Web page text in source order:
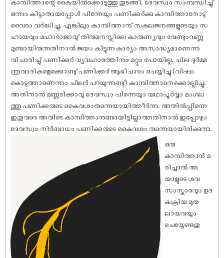
ഒന്നും കിട്ടാതായപ്പോൾ പിന്നേയും പണിക്കർക്കു കാമ്പിത്താനോടു്
വൈരം വർദ്ധിച്ചു. എങ്കിലും കാമ്പിത്താനു് സകലജനങ്ങളുടെയും സ
ഹായവും മഹാരാജാവു് തിരുമനസ്സിലെ കാരുണ്യവും വേണ്ടുംവണ്ണ
മുണ്ടായിരുന്നതിനാൽ ജയം കിട്ടുന്ന കാര്യം അസാദ്ധ്യമാണെന്നു
വിചാരിച്ചു് പണിക്കർ വ്യവഹാരത്തിനും മറ്റും പോയില്ല. ചില ദുർമ്മ
ന്ത്രവാദികളെക്കൊണ്ടു് പണിക്കർ ആഭിചാരം ചെയ്യിച്ചു (വി‌ഷം
കൊടുത്താണെന്നും ചിലർ പറയുന്നുണ്ടു്) കാമ്പിത്താനെക്കൊല്ലിച്ചു.
അതിനാൽ മണ്ണടിക്കാവു ദേവസ്വം പിന്നെയും യഥാപൂർവ്വം മംഗല
ത്തു പണിക്കരുടെ കൈവശംതന്നെയായിത്തീർന്നു. അതിൽപ്പിന്നെ
ഇതുവരെ അവിടെ കാമ്പിത്താനുണ്ടായിട്ടില്ലാത്തതിനാൽ ഇപ്പോഴും
ദേവസ്വം നിർബാധം പണിക്കരുടെ കൈവശം തന്നെയായിരിക്കുന്നു.
ഒരു
കാമ്പിത്താൻ മ
രിച്ചാൽ അ
യാളുടെ ശവ
സംസ്കാരവും ഉദ
കക്രിയ മുത
ലായവയും
ചെയ്യേണ്ടതു